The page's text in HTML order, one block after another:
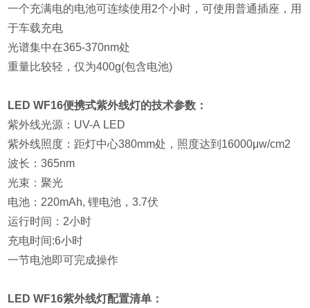
一个充满电的电池可连续使用 2个小时，可使用普通插座，用
于车载充电
光谱集中在365-370nm处
重量比较轻，仅为400g(包含电池)
LEDWF16便携式紫外线灯的技术参数：
紫外线光源： UV-A LED
紫外线照度：距灯中心380mm处，照度达到 16000μw/cm2
波长：365nm
光束：聚光
电池： 220mAh,锂电池，3.7伏
运行时间： 2小时
充电时间:6小时
一节电池即可完成操作
LED WF16紫外线灯配置清单：